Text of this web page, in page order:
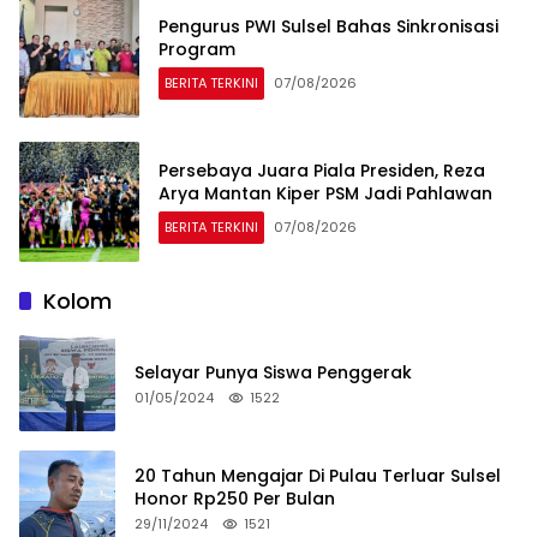
Pengurus PWI Sulsel Bahas Sinkronisasi
Program
BERITA TERKINI 07/08/2026
Persebaya Juara Piala Presiden, Reza
Arya Mantan Kiper PSM Jadi Pahlawan
BERITA TERKINI 07/08/2026
Kolom
Selayar Punya Siswa Penggerak
01/05/2024 1522
20 Tahun Mengajar Di Pulau Terluar Sulsel
Honor Rp250 Per Bulan
29/11/2024 1521